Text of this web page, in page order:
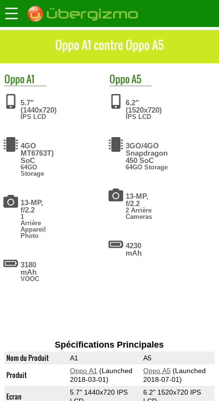
Oppo A1 contre Oppo A5
OppoA1
5.7"
(1440x720)
IPS LCD
4GO
MT6763T)
SoC
64GO
Storage
13-MP,
f/2.2
1
Arrière
Appareil
Photo
3180
mAh
VOOC
OppoA5
6.2"
(1520x720)
IPS LCD
3GO/4GO
Snapdragon
450 SoC
64GO Storage
13-MP,
f/2.2
2 Arrière
Cameras
4230
mAh
Spécifications Principales
Nom du Produit A1 A5
Produit Oppo A1 (Launched
2018-03-01)
Oppo A5 (Launched
2018-07-01)
Ecran
5.7" 1440x720 IPS
6.2" 1520x720 IPS